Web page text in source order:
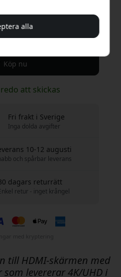
pris
SEK
Köp nu
att skickas
Fri frakt i Sverige
Inga dolda avgifter
10-12 augusti
och spårbar leverans
dagars returrätt
retur - inget krångel
till HDMI-skärmen med
levererar 4K/UHD i
alla